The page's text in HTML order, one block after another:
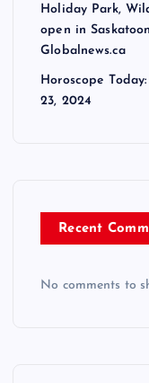
Holiday Park,
open in
Globalnews.ca
Horoscope
23, 2024
Recent
No comments to